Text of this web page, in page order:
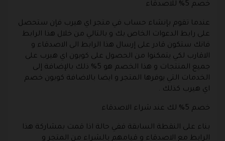
خصم 5% للاصدقاء
عندما تقوم بإنشاء حساب في متجر اي هيرب فإن ستحصل
على رابط الدعوات الخاص بك و بالتالي من خلال هذا الرابط
فانك ستكون قادر على إرسال هذا الرابط الى الاصدقاء و
الاقارب لكي يتمكنوا من الحصول على كوبون اي هيرب على
جميع المنتجات و هذا الخصم هو 5% ذلك بالإضافة إلى
الخدمات التي يوفرها المتجر و ايضا بالاضافة كوبون خصم
اي هيرب كذلك .
خصم 5% لك عند شراء الاصدقاء
بناء على النقطة السابقة ففي حالة اذا قمت بمشاركة هذا
الرابط مع الاصدقاء و قيامهم بالشراء من المتجر و